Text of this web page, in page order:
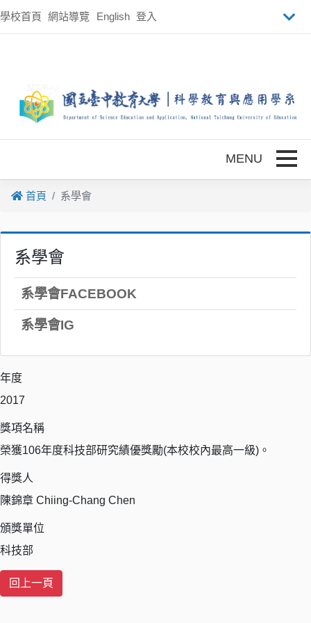
學校首頁 網站導覽 English 登入
首頁 系學會
系學會
系學會FACEBOOK
系學會IG
年度
2017
獎項名稱
榮獲106年度科技部研究績優獎勵(本校校內最高一級)。
得獎人
陳錦章 Chiing-Chang Chen
頒獎單位
科技部